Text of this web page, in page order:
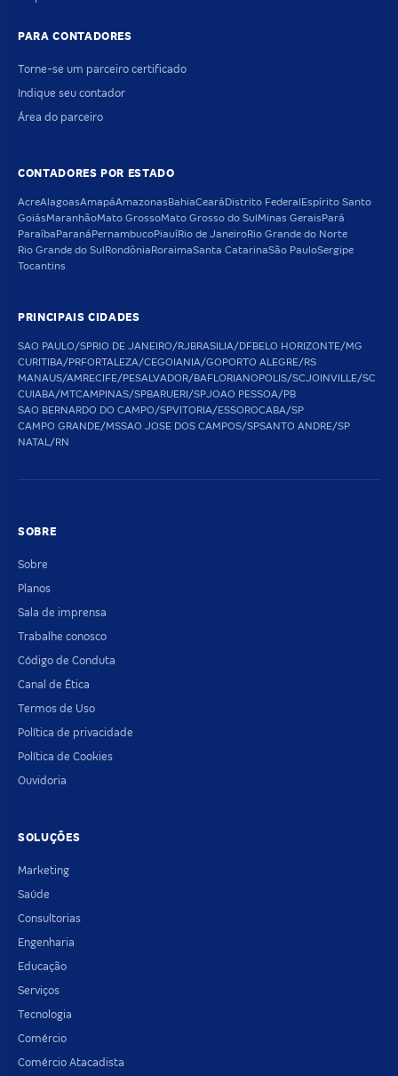
PARA CONTADORES
Torne-se um parceiro certificado
Indique seu contador
Área do parceiro
CONTADORES POR ESTADO
AcreAlagoasAmapáAmazonasBahiaCearáDistrito FederalEspírito Santo
GoiásMaranhãoMato GrossoMato Grosso do SulMinas GeraisPará
ParaíbaParanáPernambucoPiauíRio de JaneiroRio Grande do Norte
Rio Grande do SulRondôniaRoraimaSanta CatarinaSão PauloSergipe
Tocantins
PRINCIPAIS CIDADES
SAO PAULO/SPRIO DE JANEIRO/RJBRASILIA/DFBELO HORIZONTE/MG
CURITIBA/PRFORTALEZA/CEGOIANIA/GOPORTO ALEGRE/RS
MANAUS/AMRECIFE/PESALVADOR/BAFLORIANOPOLIS/SCJOINVILLE/SC
CUIABA/MTCAMPINAS/SPBARUERI/SPJOAO PESSOA/PB
SAO BERNARDO DO CAMPO/SPVITORIA/ESSOROCABA/SP
CAMPO GRANDE/MSSAO JOSE DOS CAMPOS/SPSANTO ANDRE/SP
NATAL/RN
SOBRE
Sobre
Planos
Sala de imprensa
Trabalhe conosco
Código de Conduta
Canal de Ética
Termos de Uso
Política de privacidade
Política de Cookies
Ouvidoria
SOLUÇÕES
Marketing
Saúde
Consultorias
Engenharia
Educação
Serviços
Tecnologia
Comércio
Comércio Atacadista